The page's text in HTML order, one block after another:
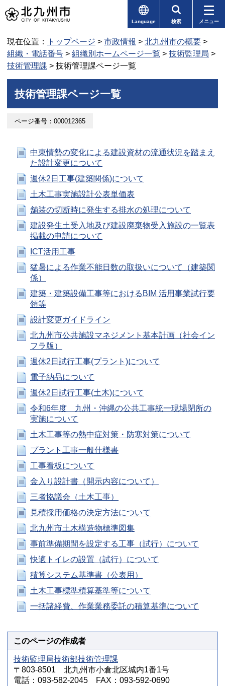
Language 検索 メニュー
現在位置： トップページ > 市政情報 > 北九州市の概要 >
組織・電話番号 > 組織別ホームページ一覧 > 技術監理局 >
技術管理課 > 技術管理課ページ一覧
技術管理課ページ一覧
ページ番号：000012365
中東情勢の変化による建設資材の流通状況を踏まえ
た設計変更について
週休2日工事(建築関係)について
土木工事実施設計公表単価表
舗装の切断時に発生する排水の処理について
建設発生土受入地及び建設廃棄物受入施設の一覧表
掲載の申請について
ICT活用工事
猛暑による作業不能日数の取扱いについて（建築関
係）
建築・建築設備工事等におけるBIM 活用事業試行要
領等
設計変更ガイドライン
北九州市公共施設マネジメント基本計画（社会イン
フラ版）
週休2日試行工事(プラント)について
電子納品について
週休2日試行工事(土木)について
令和6年度 九州・沖縄の公共工事統一現場閉所の
実施について
土木工事等の熱中症対策・防寒対策について
プラント工事一般仕様書
工事看板について
金入り設計書（開示内容について）
三者協議会（土木工事）
見積採用価格の決定方法について
北九州市土木構造物標準図集
事前準備期間を設定する工事（試行）について
快適トイレの設置（試行）について
積算システム基準書（公表用）
土木工事標準積算基準等について
一括諸経費、作業業務委託の積算基準について
このページの作成者
技術監理局技術部技術管理課
〒803-8501 北九州市小倉北区城内1番1号
電話：093-582-2045 FAX：093-592-0690